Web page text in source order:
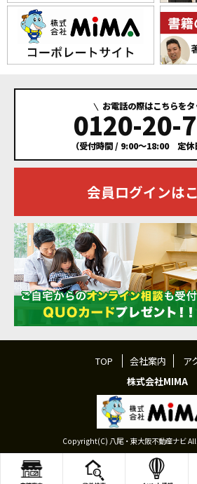
お電話の際はこちらを
0120-20-
（受付時間 / 9:00～18:00 定休
会員ログインは
TOP 会社案内
ア
株式会社MIMA
Copyright(C) 八尾・東大阪不動産ナビ